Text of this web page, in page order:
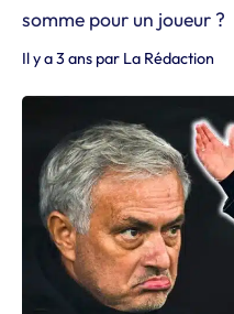
somme pour un joueur ?
Il y a 3 ans par La Rédaction